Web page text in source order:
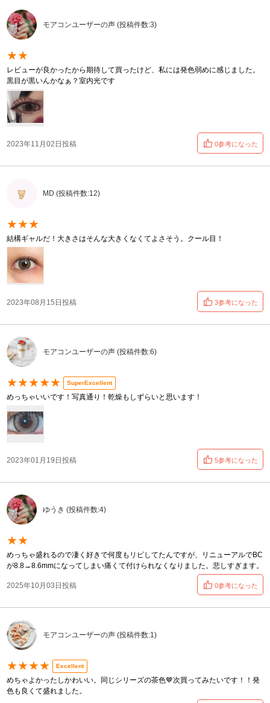
モアコンユーザーの声 (投稿件数:3)
★★
レビューが良かったから期待して買ったけど、私には発色弱めに感じました。
黒目が黒いんかなぁ？室内光です
2023年11月02日投稿 0参考になった
MD (投稿件数:12)
★★★
結構ギャルだ！大きさはそんな大きくなくてよさそう。クール目！
2023年08月15日投稿 3参考になった
モアコンユーザーの声 (投稿件数:6)
★★★★★ SuperExcellent
めっちゃいいです！写真通り！乾燥もしずらいと思います！
2023年01月19日投稿 5参考になった
ゆうき (投稿件数:4)
★★
めっちゃ盛れるので凄く好きで何度もリピしてたんですが、リニューアルでBC
が8.8→8.6mmになってしまい痛くて付けられなくなりました。悲しすぎます。
2025年10月03日投稿 0参考になった
モアコンユーザーの声 (投稿件数:1)
★★★★ Excellent
めちゃよかったしかわいい。同じシリーズの茶色🤎次買ってみたいです！！発
色も良くて盛れました。